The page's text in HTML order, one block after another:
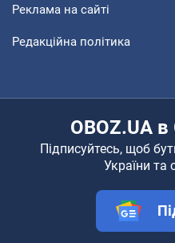
Реклама на сайті
Редакційна політика
OBOZ.UA
Підписуйтесь, щоб
України та